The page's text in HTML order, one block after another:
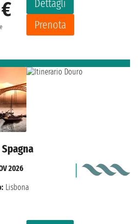
Dettagli
Prenota
2026
Lisbona